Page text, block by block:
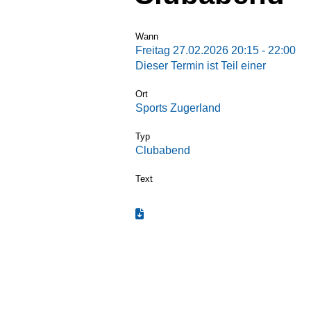
Wann
Freitag 27.02.2026 20:15 - 22:00
Dieser Termin ist Teil einer
Ort
Sports Zugerland
Typ
Clubabend
Text